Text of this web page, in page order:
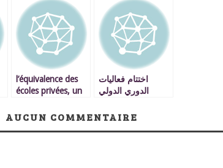
l’équivalence des
écoles privées, un
les étudiants
اختتام فعاليات
الدوري الدولي
إيقاعات النجاح
AUCUN COMMENTAIRE